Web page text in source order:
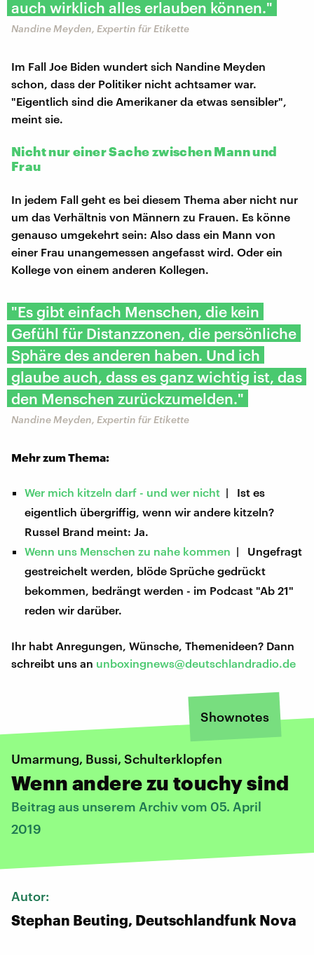
auch wirklich alles erlauben können."
Nandine Meyden, Expertin für Etikette
Im Fall Joe Biden wundert sich Nandine Meyden
schon, dass der Politiker nicht achtsamer war.
"Eigentlich sind die Amerikaner da etwas sensibler",
meint sie.
Nicht nur einer Sache zwischen Mann und
Frau
In jedem Fall geht es bei diesem Thema aber nicht nur
um das Verhältnis von Männern zu Frauen. Es könne
genauso umgekehrt sein: Also dass ein Mann von
einer Frau unangemessen angefasst wird. Oder ein
Kollege von einem anderen Kollegen.
"Es gibt einfach Menschen, die kein
Gefühl für Distanzzonen, die persönliche
Sphäre des anderen haben. Und ich
glaube auch, dass es ganz wichtig ist, das
den Menschen zurückzumelden."
Nandine Meyden, Expertin für Etikette
Mehr zum Thema:
Wer mich kitzeln darf - und wer nicht | Ist es
eigentlich übergriffig, wenn wir andere kitzeln?
Russel Brand meint: Ja.
Wenn uns Menschen zu nahe kommen | Ungefragt
gestreichelt werden, blöde Sprüche gedrückt
bekommen, bedrängt werden - im Podcast "Ab 21"
reden wir darüber.
Ihr habt Anregungen, Wünsche, Themenideen? Dann
schreibt uns an unboxingnews@deutschlandradio.de
Shownotes
Umarmung, Bussi, Schulterklopfen
Wenn andere zu touchy sind
Beitrag aus unserem Archiv vom 05. April
2019
Autor:
Stephan Beuting, Deutschlandfunk Nova